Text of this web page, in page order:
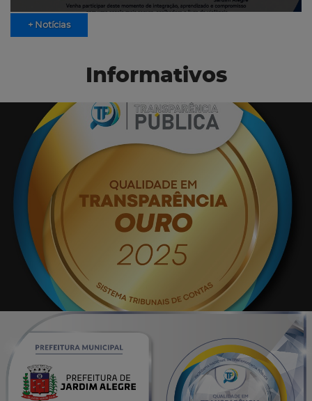
+ Notícias
Informativos